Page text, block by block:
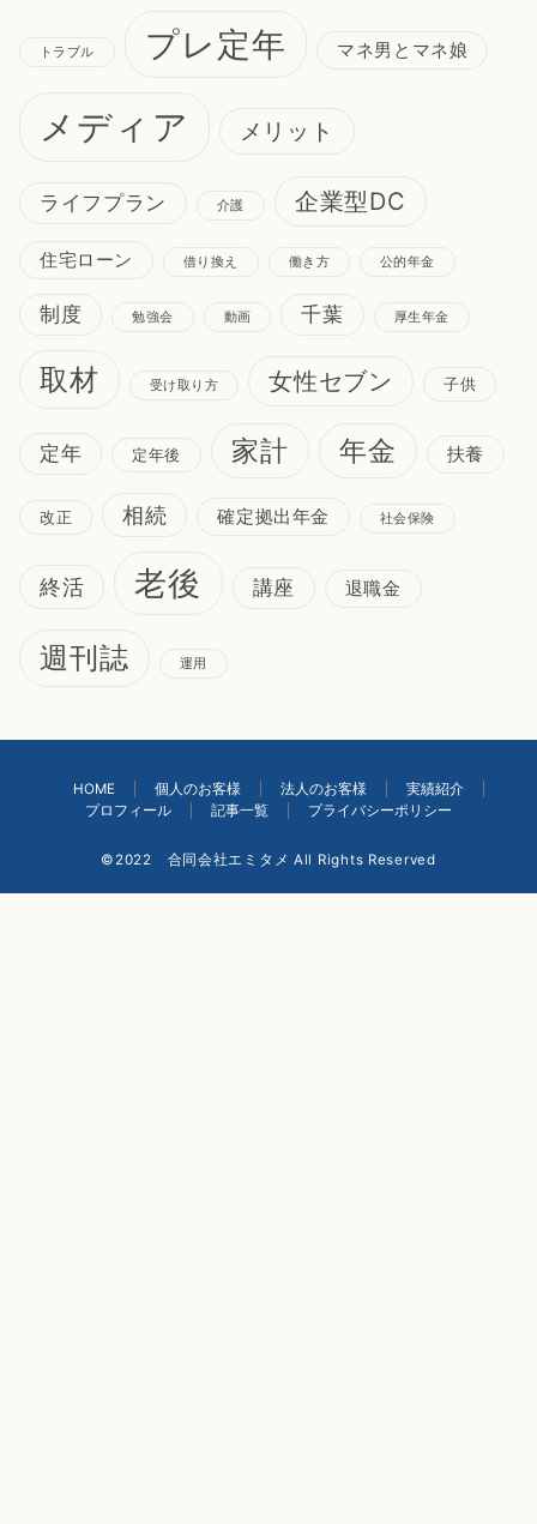
トラブル プレ定年 マネ男とマネ娘
メディア メリット
ライフプラン 介護 企業型DC
住宅ローン 借り換え 働き方 公的年金
制度 勉強会 動画 千葉 厚生年金
取材 受け取り方 女性セブン 子供
定年 定年後 家計 年金 扶養
改正 相続 確定拠出年金 社会保険
終活 老後 講座 退職金
週刊誌 運用
HOME 個人のお客様 法人のお客様
実績紹介
プロフィール
記事一覧 プライバシーポリシー
©2022 合同会社エミタメ All Rights Reserved